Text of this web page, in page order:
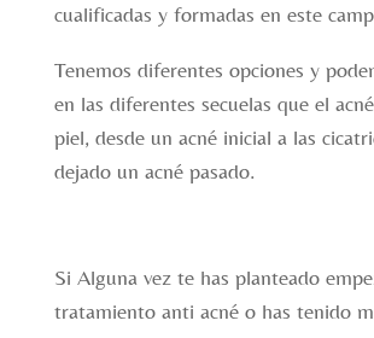
cualificadas y formadas en este
Tenemos diferentes opciones y
en las diferentes secuelas que el
piel, desde un acné inicial a las
dejado un acné pasado.
Si Alguna vez te has planteado
tratamiento anti acné o has tenido